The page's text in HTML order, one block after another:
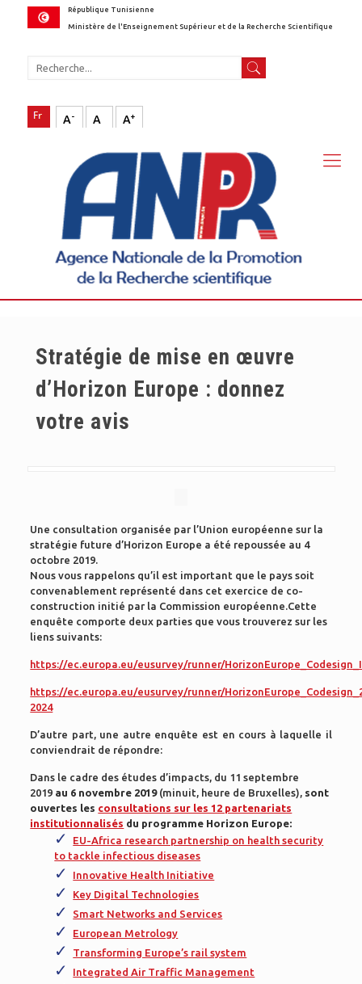
République Tunisienne
Ministère de l'Enseignement Supérieur et de la Recherche Scientifique
A- A A+
Stratégie de mise en œuvre
d’Horizon Europe : donnez
votre avis
Une consultation organisée par l’Union européenne sur la
stratégie future d’Horizon Europe a été repoussée au 4
octobre 2019.
Nous vous rappelons qu’il est important que le pays soit
convenablement représenté dans cet exercice de co-
construction initié par la Commission européenne.Cette
enquête comporte deux parties que vous trouverez sur les
liens suivants:
https://ec.europa.eu/eusurvey/runner/
https://ec.europa.eu/eusurvey/runner/
2024
D’autre part, une autre enquête est en cours à laquelle il
conviendrait de répondre:
Dans le cadre des études d’impacts, du 11 septembre
2019 au 6 novembre 2019(minuit, heure de Bruxelles), sont
ouvertes les consultations sur les 12 partenariats
institutionnalisés du programme Horizon Europe:
EU-Africa research partnership on health security
to tackle infectious diseases
Innovative Health Initiative
Key Digital Technologies
Smart Networks and Services
European Metrology
Transforming Europe’s rail system
Integrated Air Traffic Management